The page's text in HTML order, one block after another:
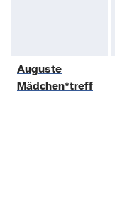
Auguste
Mädchen*treff